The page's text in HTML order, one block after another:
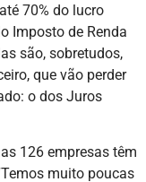
70% do lucro
Imposto de Renda
são, sobretudos,
que vão perder
o dos Juros
126 empresas têm
muito poucas